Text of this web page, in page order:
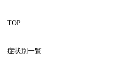
TOP
症状別一覧